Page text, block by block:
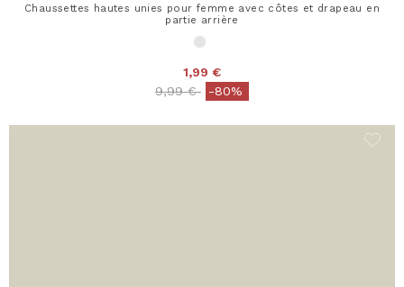
Chaussettes hautes unies pour femme avec côtes et drapeau en
partie arrière
1,99 €
Price reduced from
9,99 €to-80%